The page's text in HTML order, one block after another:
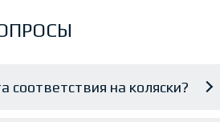
на коляски?